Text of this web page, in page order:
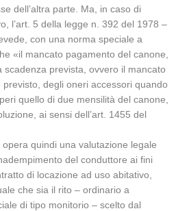
dell’altra parte. Ma, in caso di
l’art. 5 della legge n. 392 del 1978 –
con una norma speciale a
«il mancato pagamento del canone,
scadenza prevista, ovvero il mancato
degli oneri accessori quando
quello di due mensilità del canone,
ai sensi dell’art. 1455 del
quindi una valutazione legale
del conduttore ai fini
di locazione ad uso abitativo,
che sia il rito ‒ ordinario a
di tipo monitorio ‒ scelto dal